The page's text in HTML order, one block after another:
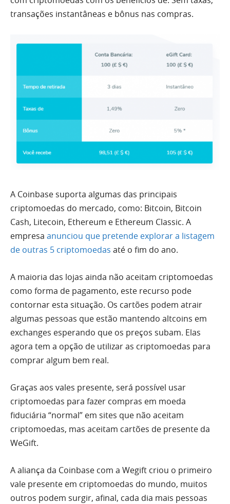
transações instantâneas e bônus nas compras.
A Coinbase suporta algumas das principais
criptomoedas do mercado, como: Bitcoin, Bitcoin
Cash, Litecoin, Ethereum e Ethereum Classic. A
empresa anunciou que pretende explorar a listagem
de outras 5 criptomoedas até o fim do ano.
A maioria das lojas ainda não aceitam criptomoedas
como forma de pagamento, este recurso pode
contornar esta situação. Os cartões podem atrair
algumas pessoas que estão mantendo altcoins em
exchanges esperando que os preços subam. Elas
agora tem a opção de utilizar as criptomoedas para
comprar algum bem real.
Graças aos vales presente, será possível usar
criptomoedas para fazer compras em moeda
fiduciária “normal” em sites que não aceitam
criptomoedas, mas aceitam cartões de presente da
WeGift.
A aliança da Coinbase com a Wegift criou o primeiro
vale presente em criptomoedas do mundo, muitos
outros podem surgir, afinal, cada dia mais pessoas